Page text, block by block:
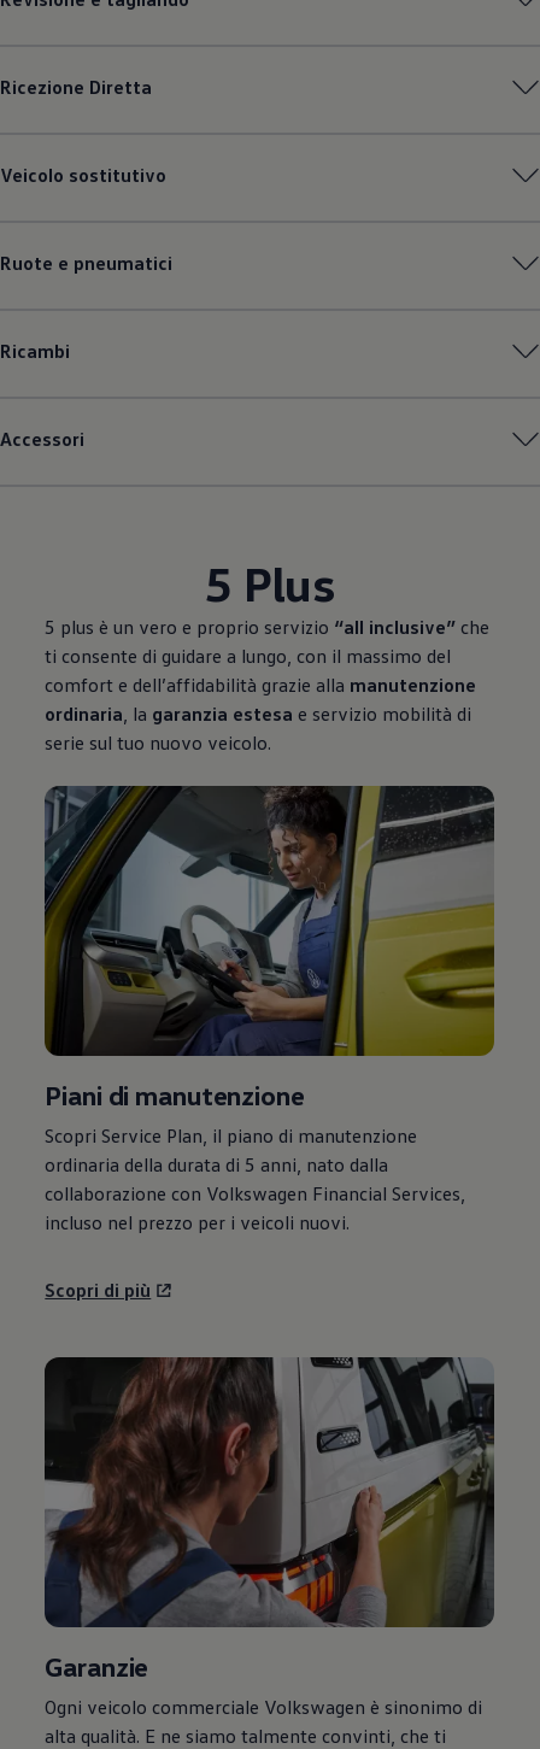
Ricezione Diretta
Veicolo sostitutivo
Ruote e pneumatici
Ricambi
Accessori
5 Plus
5 plus è un vero e proprio servizio “all inclusive” che
ti consente di guidare a lungo, con il massimo del
comfort e dell’affidabilità grazie alla manutenzione
ordinaria , la garanzia estesa e servizio mobilità di
serie sul tuo nuovo veicolo.
Piani di manutenzione
Scopri Service Plan, il piano di manutenzione
ordinaria della durata di 5 anni, nato dalla
collaborazione con Volkswagen Financial Services,
incluso nel prezzo per i veicoli nuovi.
Scopri di più
Garanzie
Ogni veicolo commerciale Volkswagen è sinonimo di
alta qualità. E ne siamo talmente convinti, che ti